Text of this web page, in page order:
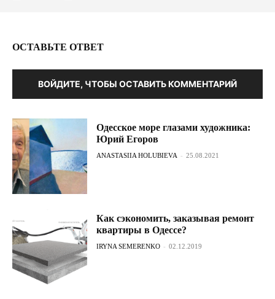
ОСТАВЬТЕ ОТВЕТ
ВОЙДИТЕ, ЧТОБЫ ОСТАВИТЬ КОММЕНТАРИЙ
Одесское море глазами художника:
Юрий Егоров
ANASTASIIA HOLUBIEVA - 25.08.2021
Как сэкономить, заказывая ремонт
квартиры в Одессе?
IRYNA SEMERENKO - 02.12.2019